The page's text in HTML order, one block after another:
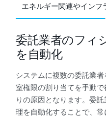
エネルギー関連やインフ
委託業者のフィ
を自動化
システムに複数の委託業
室権限の割り当てを手動
りの原因となります。委
理を自動化することで、常